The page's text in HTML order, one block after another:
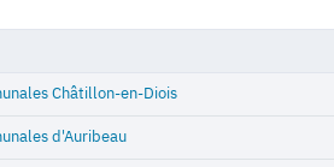
Châtillon-en-Diois
d'Auribeau